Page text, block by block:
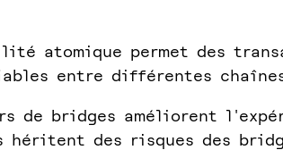
atomique permet des
entre différentes
de bridges améliorent
des risques des